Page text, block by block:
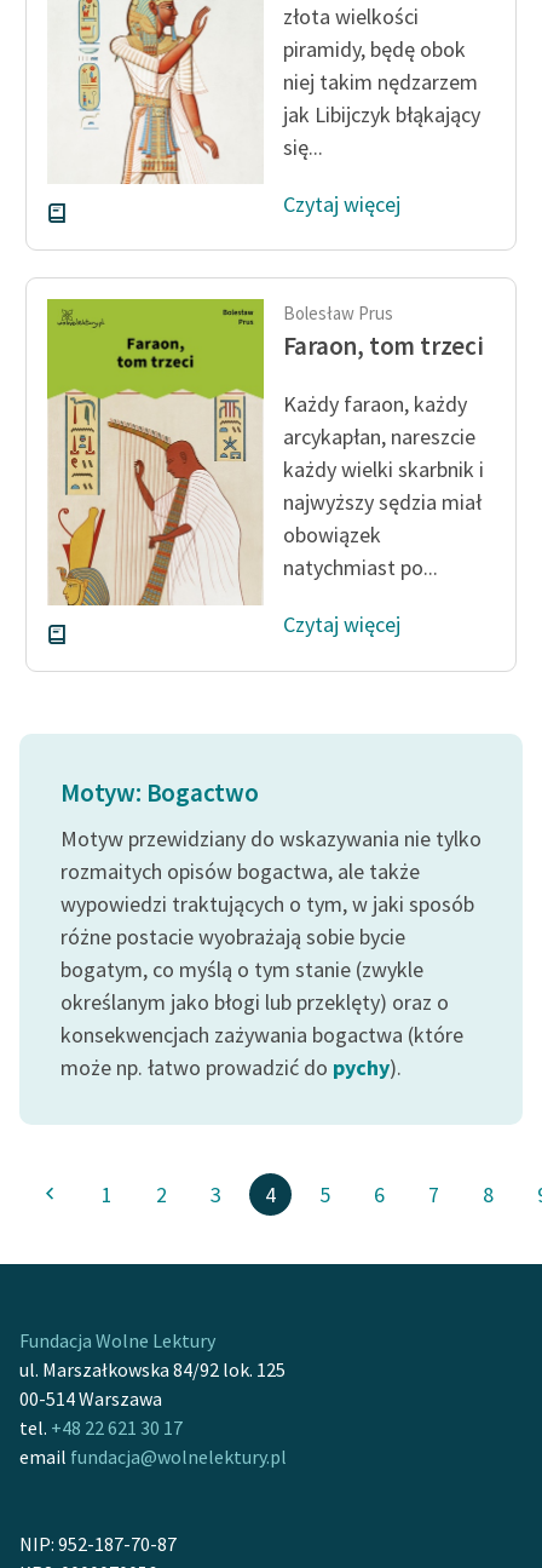
złota wielkości
piramidy, będę obok
niej takim nędzarzem
jak Libijczyk błąkający
się...
Czytaj więcej
Bolesław Prus
Faraon, tom trzeci
Każdy faraon, każdy
arcykapłan, nareszcie
każdy wielki skarbnik i
najwyższy sędzia miał
obowiązek
natychmiast po...
Czytaj więcej
Motyw: Bogactwo
Motyw przewidziany do wskazywania nie tylko
rozmaitych opisów bogactwa, ale także
wypowiedzi traktujących o tym, w jaki sposób
różne postacie wyobrażają sobie bycie
bogatym, co myślą o tym stanie (zwykle
określanym jako błogi lub przeklęty) oraz o
konsekwencjach zażywania bogactwa (które
może np. łatwo prowadzić do pychy).
1 2 3 4 5 6 7 8
Fundacja Wolne Lektury
ul. Marszałkowska 84/92 lok. 125
00-514 Warszawa
tel. +48 22 621 30 17
email fundacja@wolnelektury.pl
NIP: 952-187-70-87